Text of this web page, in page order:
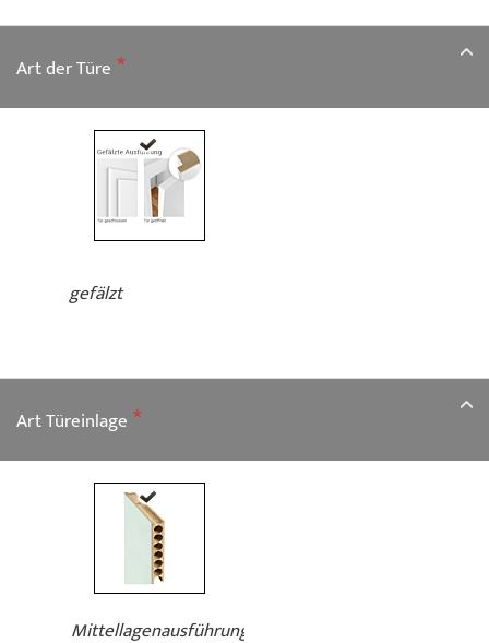
Art der Türe
gefälzt
Art Türeinlage
Mittellagenausführung